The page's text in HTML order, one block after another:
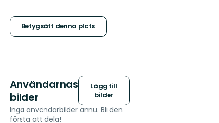
stjärnor
Betygsätt denna plats
Användarnas
bilder
Lägg till
bilder
Inga användarbilder ännu. Bli den
första att dela!